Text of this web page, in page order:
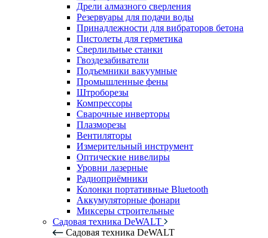
Дрели алмазного сверления
Резервуары для подачи воды
Принадлежности для вибраторов бетона
Пистолеты для герметика
Сверлильные станки
Гвоздезабиватели
Подъемники вакуумные
Промышленные фены
Штроборезы
Компрессоры
Сварочные инверторы
Плазморезы
Вентиляторы
Измерительный инструмент
Оптические нивелиры
Уровни лазерные
Радиоприёмники
Колонки портативные Bluetooth
Аккумуляторные фонари
Миксеры строительные
Садовая техника DeWALT
Садовая техника DeWALT